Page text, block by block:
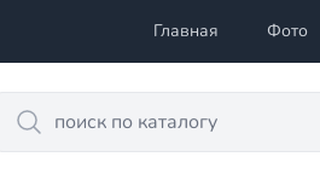
Главная Фото